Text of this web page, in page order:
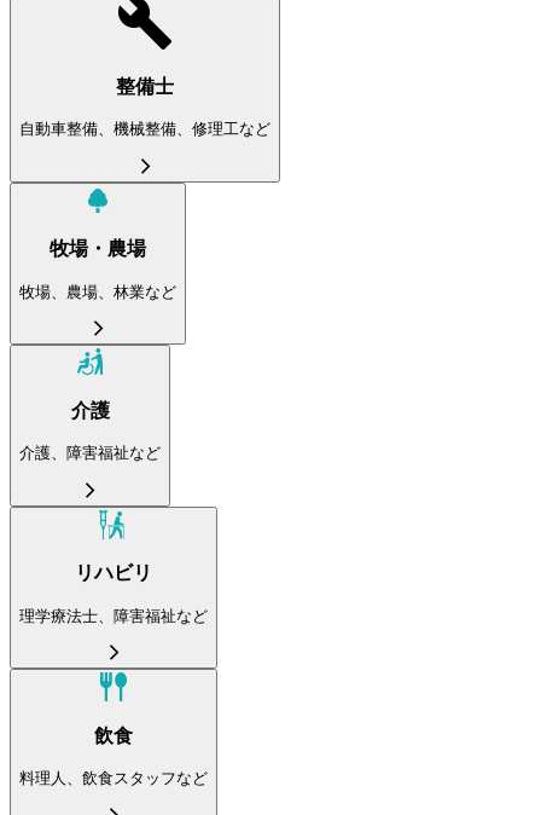
整備士
自動車整備、機械整備、修理工など
牧場・農場
牧場、農場、林業など
介護
介護、障害福祉など
リハビリ
理学療法士、障害福祉など
飲食
料理人、飲食スタッフなど